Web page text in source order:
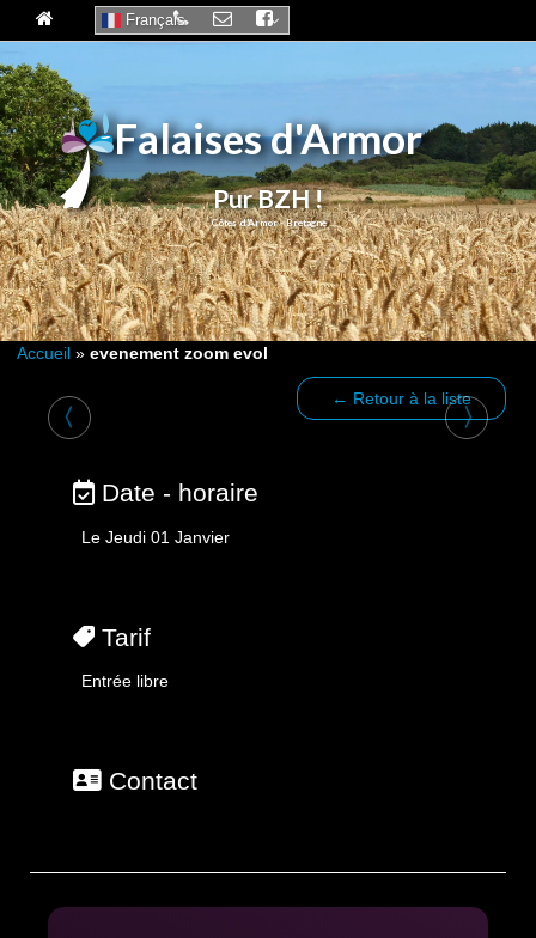
Falaises d'Armor
Pur BZH !
Accueil » evenement zoom evol
← Retour à la liste
〈 〉
Date - horaire
Le Jeudi 01 Janvier
Tarif
Entrée libre
Contact
Français